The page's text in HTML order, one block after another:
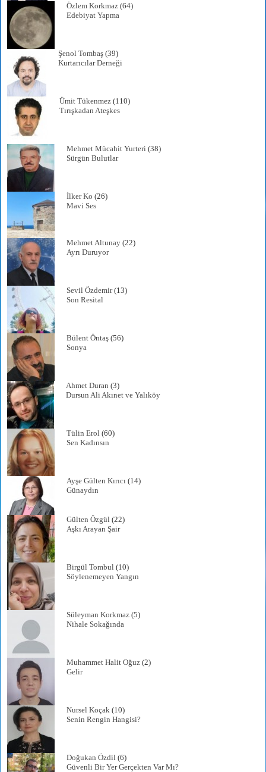
Özlem Korkmaz (64)
Edebiyat Yapma
Şenol Tombaş (39)
Kurtarıcılar Derneği
Ümit Tükenmez (110)
Tırışkadan Ateşkes
Mehmet Mücahit Yurteri (38)
Sürgün Bulutlar
İlker Ko (26)
Mavi Ses
Mehmet Altunay (22)
Ayrı Duruyor
Sevil Özdemir(13)
Son Resital
Bülent Öntaş (56)
Sonya
Ahmet Duran (3)
Dursun Ali Akınet ve Yalıköy
Tülin Erol (60)
Sen Kadınsın
Ayşe Gülten Kırıcı (14)
Günaydın
Gülten Özgül (22)
Aşkı Arayan Şair
Birgül Tombul (10)
Söylenemeyen Yangın
Süleyman Korkmaz (5)
Nihale Sokağında
Muhammet Halit Oğuz (2)
Gelir
Nursel Koçak (10)
Senin Rengin Hangisi?
Doğukan Özdil (6)
Güvenli Bir Yer Gerçekten Var Mı?